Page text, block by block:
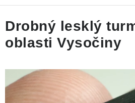
KAMENY ZE SVĚTA
BROUŠENÉ
SLEVY
Drobný lesklý
oblasti Vysočiny